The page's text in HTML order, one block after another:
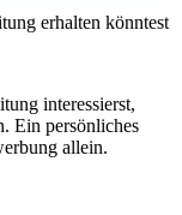
erhalten könntest
interessierst,
Ein persönliches
allein.